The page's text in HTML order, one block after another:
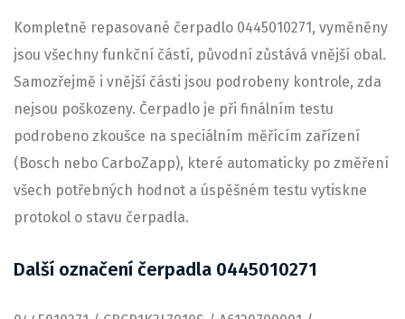
Kompletně repasované čerpadlo 0445010271, vyměněny
jsou všechny funkční částí, původní zůstává vnější obal.
Samozřejmě i vnější části jsou podrobeny kontrole, zda
nejsou poškozeny. Čerpadlo je při finálním testu
podrobeno zkoušce na speciálním měřícím zařízení
(Bosch nebo CarboZapp), které automaticky po změření
všech potřebných hodnot a úspěšném testu vytiskne
protokol o stavu čerpadla.
Další označení čerpadla 0445010271